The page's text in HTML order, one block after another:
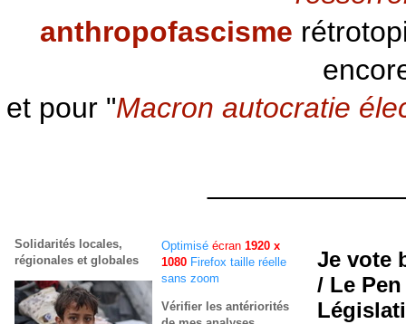
anthropofascisme
et pour "Macron autocratie
Je vote
/ Le
Optimisé écran 1920 x
1080 Firefox taille réelle
sans zoom
Vérifier les antériorités
Solidarités locales,
régionales et globales